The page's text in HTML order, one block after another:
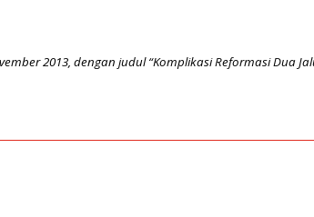
2013, dengan judul “Komplikasi Reformasi Dua